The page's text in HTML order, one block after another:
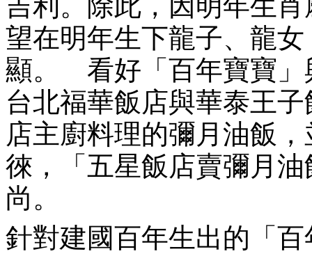
吉利。除此，因明年生
望在明年生下龍子、龍
顯。 看好「百年寶寶」
台北福華飯店與華泰王
店主廚料理的彌月油飯
徠，「五星飯店賣彌月
尚。
針對建國百年生出的「